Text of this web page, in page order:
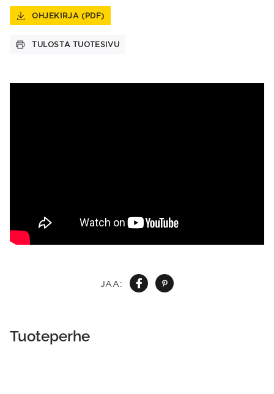
JAA:
OHJEKIRJA (PDF)
TULOSTA TUOTESIVU
Tuoteperhe